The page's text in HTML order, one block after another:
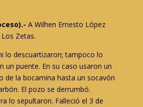
A Wilhen Ernesto López
Zetas.
lo descuartizaron; tampoco lo
un puente. En su caso usaron un
de la bocamina hasta un socavón
El pozo se derrumbó.
lo sepultaron. Falleció el 3 de